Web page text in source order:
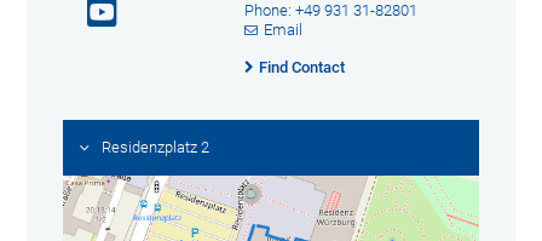
Phone: +49 931 31-82801
Email
Find Contact
Residenzplatz 2